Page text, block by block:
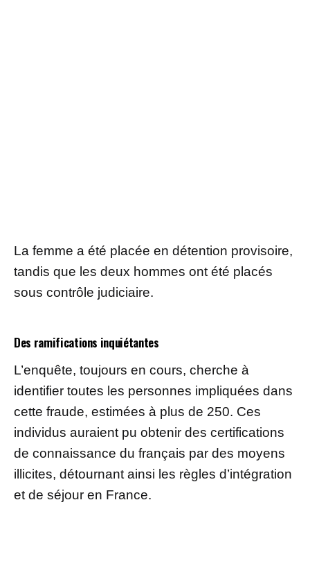
La femme a été placée en détention provisoire,
tandis que les deux hommes ont été placés
sous contrôle judiciaire.
Des ramifications inquiétantes
L’enquête, toujours en cours, cherche à
identifier toutes les personnes impliquées dans
cette fraude, estimées à plus de 250. Ces
individus auraient pu obtenir des certifications
de connaissance du français par des moyens
illicites, détournant ainsi les règles d’intégration
et de séjour en France.